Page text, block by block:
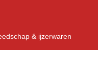
& ijzerwaren